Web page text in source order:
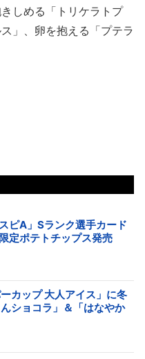
しめる「トリケラトプ
」、卵を抱える「プテラ
ピA」Sランク選手カード
定ポテトチップス発売
ーカップ 大人アイス」に冬
ショコラ」＆「はなやか